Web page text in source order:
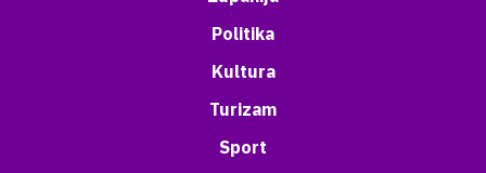
Politika
Kultura
Turizam
Sport